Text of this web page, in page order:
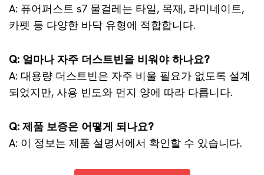
A: 퓨어퍼스트 s7 물걸레는 타일, 목재, 라미네이트,
카펫 등 다양한 바닥 유형에 적합합니다.
Q: 얼마나 자주 더스트빈을 비워야 하나요?
A: 대용량 더스트빈은 자주 비울 필요가 없도록 설계
되었지만, 사용 빈도와 먼지 양에 따라 다릅니다.
Q: 제품 보증은 어떻게 되나요?
A: 이 정보는 제품 설명서에서 확인할 수 있습니다.